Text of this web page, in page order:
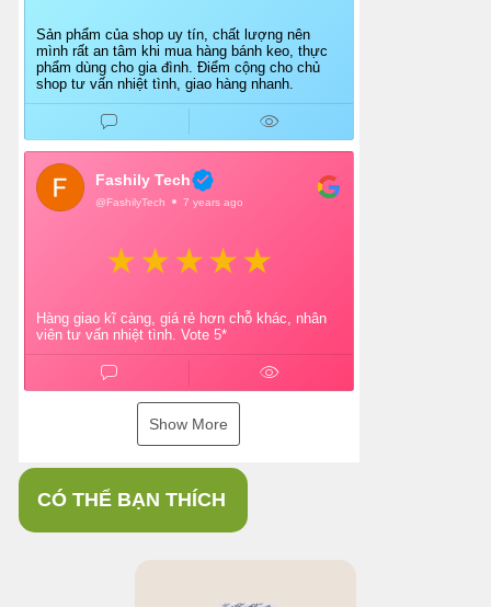
Sản phẩm của shop uy tín, chất lượng nên
mình rất an tâm khi mua hàng bánh keo, thực
phẩm dùng cho gia đình. Điểm cộng cho chủ
shop tư vấn nhiệt tình, giao hàng nhanh.
Fashily Tech
@FashilyTech 7 years ago
Hàng giao kĩ càng, giá rẻ hơn chỗ khác, nhân
viên tư vấn nhiệt tình. Vote 5*
Show More
CÓ THỂ BẠN THÍCH